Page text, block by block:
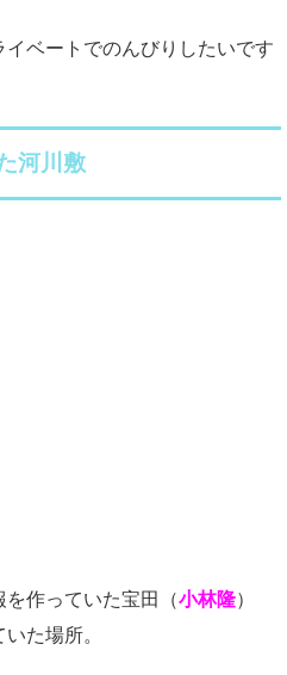
ベートでのんびりしたいです
河川敷
作っていた宝田（小林隆）
た場所。